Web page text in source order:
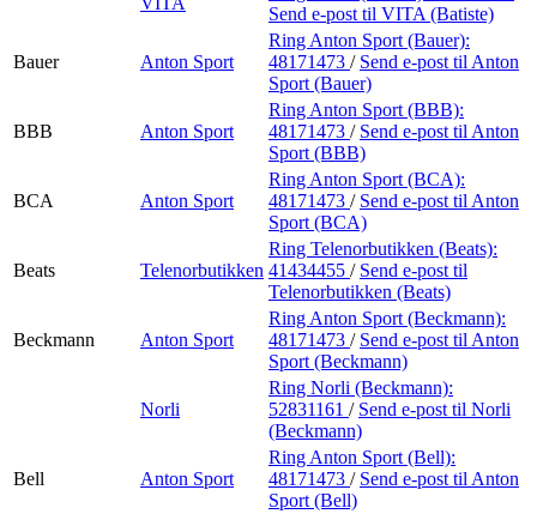
Send e-post til VITA (Batiste)
Bauer Anton Sport
Ring Anton Sport (Bauer):
48171473 / Send e-post til Anton
Sport (Bauer)
BBB Anton Sport
Ring Anton Sport (BBB):
48171473 / Send e-post til Anton
Sport (BBB)
BCA Anton Sport
Ring Anton Sport (BCA):
48171473 / Send e-post til Anton
Sport (BCA)
Beats Telenorbutikken
Ring Telenorbutikken (Beats):
41434455 / Send e-post til
Telenorbutikken (Beats)
Beckmann Anton Sport
Ring Anton Sport (Beckmann):
48171473 / Send e-post til Anton
Sport (Beckmann)
Norli
Ring Norli (Beckmann):
52831161 / Send e-post til Norli
(Beckmann)
Bell Anton Sport
Ring Anton Sport (Bell):
48171473 / Send e-post til Anton
Sport (Bell)